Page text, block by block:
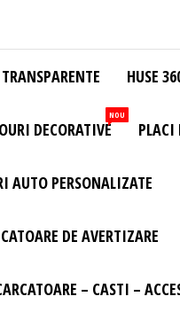
HUSE
DECORATIVE
NOU
PLACI
AUTO PERSONALIZATE
DE AVERTIZARE
– CASTI –